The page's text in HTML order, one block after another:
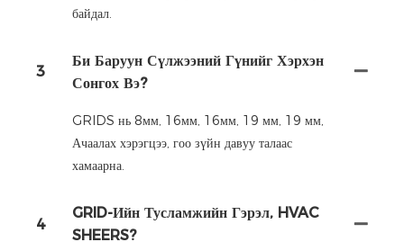
байдал.
3
Би Баруун Сүлжээний Гүнийг Хэрхэн
Сонгох Вэ?
GRIDS нь 8мм, 16мм, 16мм, 19 мм, 19 мм,
Ачаалах хэрэгцээ, гоо зүйн давуу талаас
хамаарна.
4
GRID-Ийн Тусламжийн Гэрэл, HVAC
SHEERS?